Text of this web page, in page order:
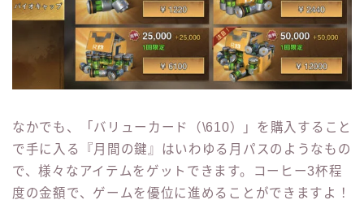
なかでも、「バリューカード（\610）」を購入すること
で手に入る『月間の鍵』はいわゆる月パスのようなもの
で、様々なアイテムをゲットできます。コーヒー3杯程
度の金額で、ゲームを優位に進めることができますよ！